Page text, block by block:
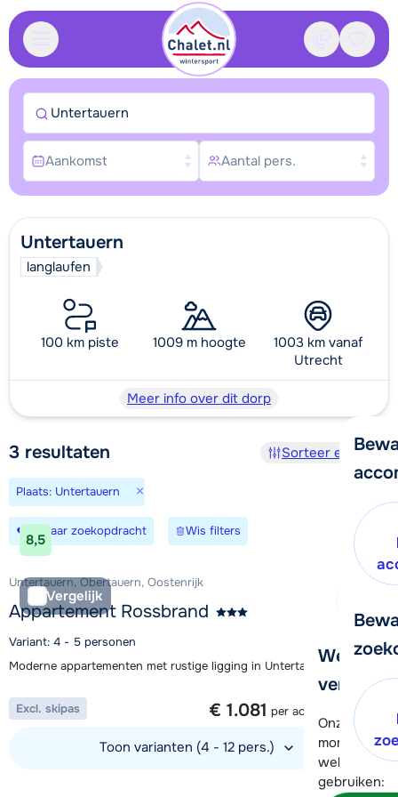
Contact
We
verder!
Onze
moment
wel alvast
gebruiken:
Untertauern
langlaufen
100 km piste 1009 m hoogte
1003 km vanaf
Utrecht
Meer info over dit dorp
3 resultaten Sorteer en filter
Plaats: Untertauern ×
Bewaar zoekopdracht Wis filters
8,5
Vergelijk
Untertauern, Obertauern, Oostenrijk
Appartement Rossbrand
Variant: 4 - 5 personen
Moderne appartementen met rustige ligging in Untertauern
1 week vanaf
€ 1.081 per accommodatie
Excl. skipas
Toon varianten (4 - 12 pers.)
Untertauern
Aankomst Aantal pers.